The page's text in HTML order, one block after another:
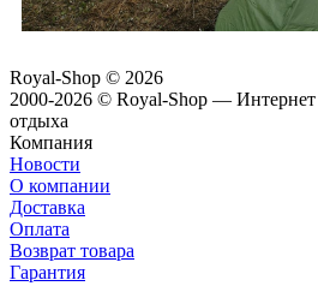
Royal-Shop © 2026
2000-2026 © Royal-Shop — Интернет
отдыха
Компания
Новости
О компании
Доставка
Оплата
Возврат товара
Гарантия